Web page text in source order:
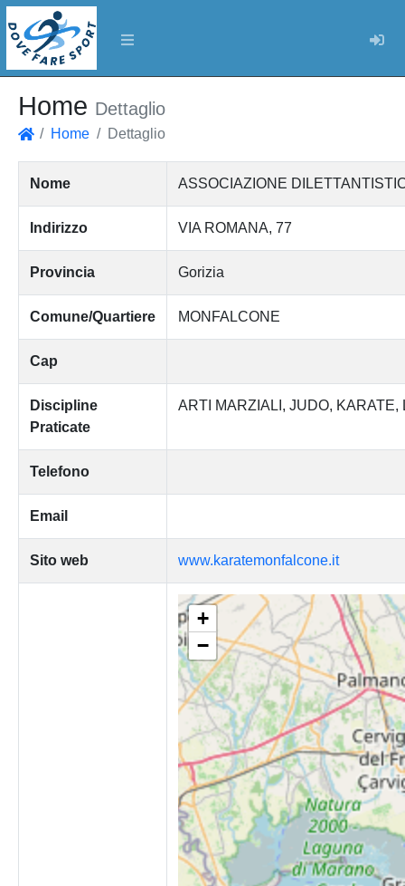
Home Dettaglio
Home Dettaglio
Nome ASSOCIAZIONE
Indirizzo VIA ROMANA, 77
Provincia Gorizia
Comune/Quartiere MONFALCONE
Cap
Discipline
Praticate
ARTI MARZIALI JUDO KARATE
Telefono
Email
Sito web www.karatemonfalcone.it
+
−